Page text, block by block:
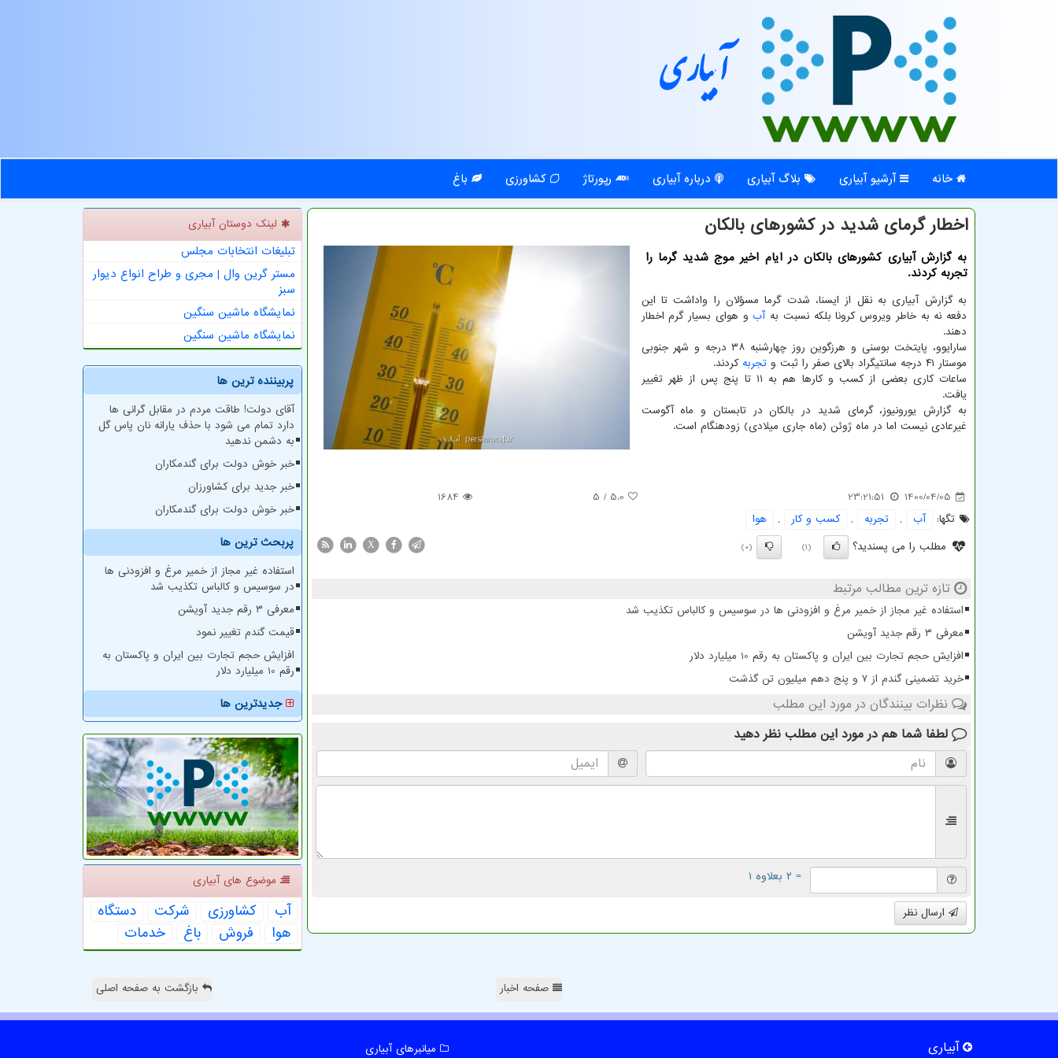
آبیاری
خانه آرشیو آبیاری بلاگ آبیاری درباره آبیاری رپورتاژ کشاورزی باغ
اخطار گرمای شدید در كشورهای بالكان
به گزارش آبیاری کشورهای بالکان در ایام اخیر موج شدید گرما را
تجربه کردند.
به گزارش آبیاری به نقل از ایسنا، شدت گرما مسؤلان را واداشت تا این
دفعه نه به خاطر ویروس کرونا بلکه نسبت بهآب و هوای بسیار گرم اخطار
دهند.
سارایوو، پایتخت بوسنی و هرزگوین روز چهارشنبه ۳۸ درجه و شهر جنوبی
موستار ۴۱ درجه سانتیگراد بالای صفر را ثبت و
تجربه کردند.
ساعات کاری بعضی از کسب و کارها هم به ۱۱ تا پنج پس از ظهر تغییر
یافت.
به گزارش یورونیوز، گرمای شدید در بالکان در تابستان و ماه آگوست
غیرعادی نیست اما در ماه ژوئن (ماه جاری میلادی) زودهنگام است.
1400/04/05
23:21:51
5.0
/ 5
1684
تگها:
آب , تجربه , كسب و كار ,
هوا
مطلب را می پسندید؟
(1)
(0)
X
تازه ترین مطالب مرتبط
استفاده غیر مجاز از خمیر مرغ و افزودنی ها در سوسیس و کالباس تکذیب شد
معرفی ۳ رقم جدید آویشن
افزایش حجم تجارت بین ایران و پاکستان به رقم 10 میلیارد دلار
خرید تضمینی گندم از ۷ و پنج دهم میلیون تن گذشت
نظرات بینندگان در مورد این مطلب
لطفا شما هم در مورد این مطلب نظر دهید
= ۲ بعلاوه ۱
ارسال نظر
لینک دوستان آبیاری
تبلیغات انتخابات مجلس
مستر گرین وال | مجری و طراح انواع دیوار
سبز
نمایشگاه ماشین سنگین
نمایشگاه ماشین سنگین
پربیننده ترین ها
آقای دولت! طاقت مردم در مقابل گرانی ها
دارد تمام می شود با حذف یارانه نان پاس گل
به دشمن ندهید
خبر خوش دولت برای گندمکاران
خبر جدید برای کشاورزان
خبر خوش دولت برای گندمکاران
پربحث ترین ها
استفاده غیر مجاز از خمیر مرغ و افزودنی ها
در سوسیس و کالباس تکذیب شد
معرفی ۳ رقم جدید آویشن
قیمت گندم تغییر نمود
افزایش حجم تجارت بین ایران و پاکستان به
رقم 10 میلیارد دلار
جدیدترین ها
موضوع های آبیاری
آب كشاورزی شركت
دستگاه
هوا
فروش باغ خدمات
صفحه اخبار بازگشت به صفحه اصلی
آبیاری میانبرهای آبیاری